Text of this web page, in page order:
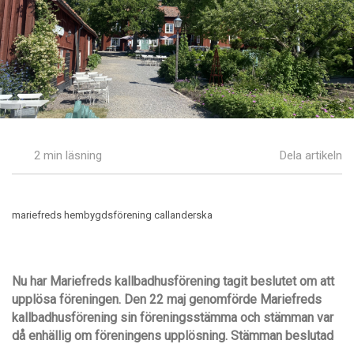
2 min läsning Dela artikeln
mariefreds hembygdsförening callanderska
Nu har Mariefreds kallbadhusförening tagit beslutet om att
upplösa föreningen. Den 22 maj genomförde Mariefreds
kallbadhusförening sin föreningsstämma och stämman var
då enhällig om föreningens upplösning. Stämman beslutad